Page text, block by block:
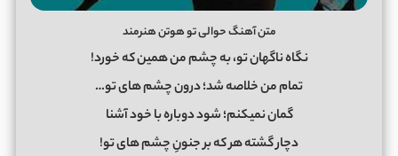
متن آهنگ حوالی تو هوتن هنرمند
نگاه ناگهان تو، به چشم من همین که خورد!
تمام من خلاصه شد؛ درون چشم های تو…
گمان نمیکنم؛ شود دوباره با خود آشنا
دچار گشته هر که بر جنونِ چشم های تو!